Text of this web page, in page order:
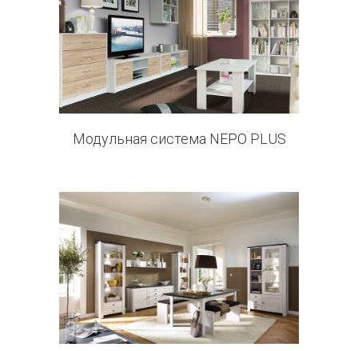
3 products
Модульная система NEPO PLUS
21 products